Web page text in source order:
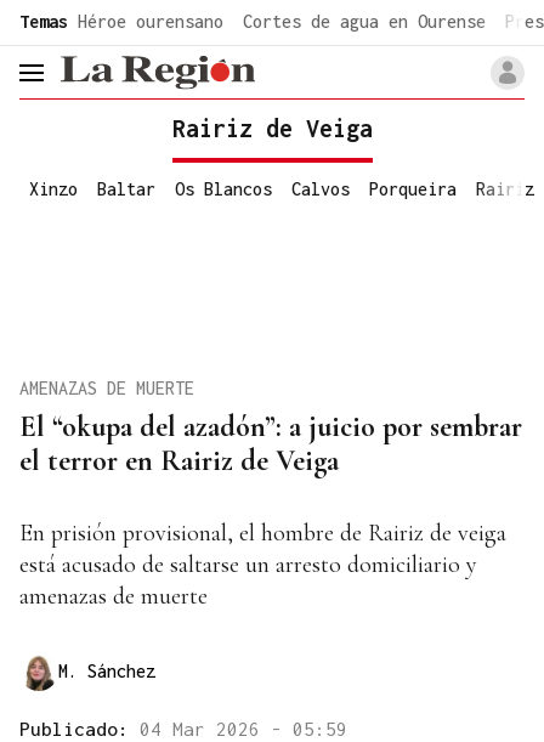
common.go-to-content
Temas Héroe ourensano Cortes de agua en Ourense
header.menu.open
Rairiz de Veiga
Xinzo Baltar Os Blancos Calvos Porqueira Rairiz
El “okupa del azadón”: a juicio por sembrar
el terror en Rairiz de Veiga
AMENAZAS DE MUERTE
En prisión provisional, el hombre de Rairiz de veiga
está acusado de saltarse un arresto domiciliario y
amenazas de muerte
M. Sánchez
Publicado: 04 Mar 2026 - 05:59